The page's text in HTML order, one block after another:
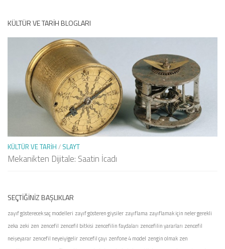
KÜLTÜR VE TARIH BLOGLARI
KÜLTÜR VE TARIH / SLAYT
Mekanikten Dijitale: Saatin İcadı
SEÇTIĞINIZ BAŞLIKLAR
zayıf gösterecek saç modelleri zayıf gösteren giysiler zayıflama zayıflamak için neler gerekli
zeka zeki zen zencefil zencefil bitkisi zencefilin faydaları zencefilin yararları zencefil
neişeyarar zencefil neyeiyigelir zencefil çayı zenfone 4 model zengin olmak zen